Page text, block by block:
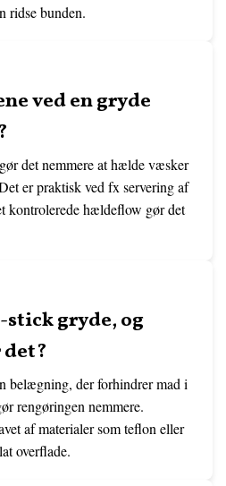
ridse bunden.
ved en gryde
det nemmere at hælde væsker
er praktisk ved fx servering af
kontrolerede hældeflow gør det
stick gryde, og
belægning, der forhindrer mad i
rengøringen nemmere.
af materialer som teflon eller
overflade.